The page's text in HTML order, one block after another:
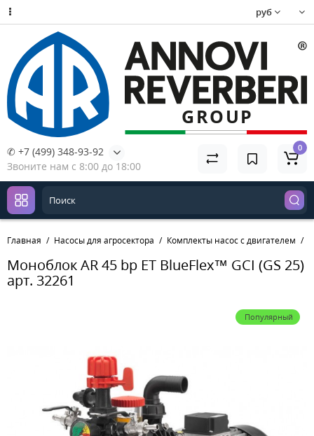
руб
✆ +7 (499) 348-93-92
Звоните нам с 8:00 до 18:00
0
Главная Насосы для агросектора Комплекты насос с двигателем
Моноблок AR 45 bp ET BlueFlex™ GCI (GS 25)
арт. 32261
Популярный